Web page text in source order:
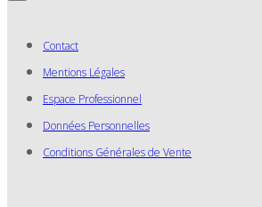
Contact
Mentions Légales
Espace Professionnel
Données Personnelles
Conditions Générales de Vente